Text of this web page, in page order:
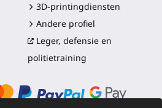
3D-printingdiensten
Andere profiel
Leger, defensie en
politietraining